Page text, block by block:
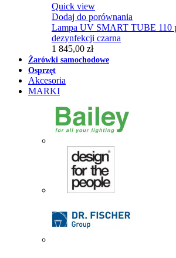
Quick view
Dodaj do porównania
Lampa UV SMART TUBE 110
dezynfekcji czarna
1 845,00 zł
Żarówki samochodowe
Osprzęt
Akcesoria
MARKI